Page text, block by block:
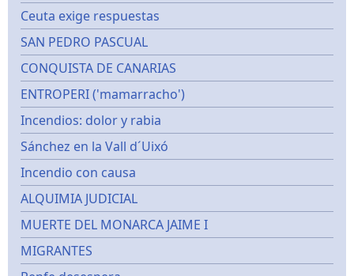
Ceuta exige respuestas
SAN PEDRO PASCUAL
CONQUISTA DE CANARIAS
ENTROPERI ('mamarracho')
Incendios: dolor y rabia
Sánchez en la Vall d´Uixó
Incendio con causa
ALQUIMIA JUDICIAL
MUERTE DEL MONARCA JAIME I
MIGRANTES